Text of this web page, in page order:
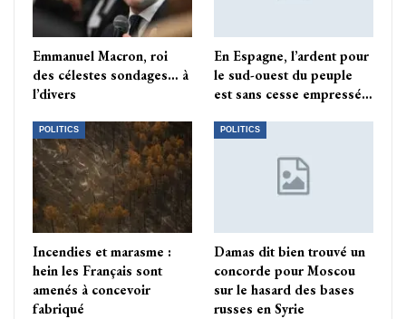
Emmanuel Macron, roi
des célestes sondages… à
l’divers
En Espagne, l’ardent pour
le sud-ouest du peuple
est sans cesse empressé…
POLITICS
Incendies et marasme :
hein les Français sont
amenés à concevoir
fabriqué
POLITICS
Damas dit bien trouvé un
concorde pour Moscou
sur le hasard des bases
russes en Syrie